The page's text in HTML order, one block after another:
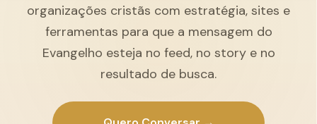
organizações cristãs com estratégia, sites e
ferramentas para que a mensagem do
Evangelho esteja no feed, no story e no
resultado de busca.